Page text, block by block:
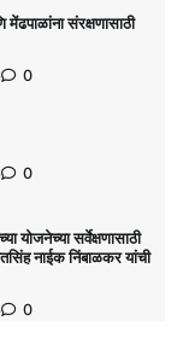
संरक्षणासाठी
0
0
योजनेच्या सर्वेक्षणासाठी
नाईक निंबाळकर यांची
0